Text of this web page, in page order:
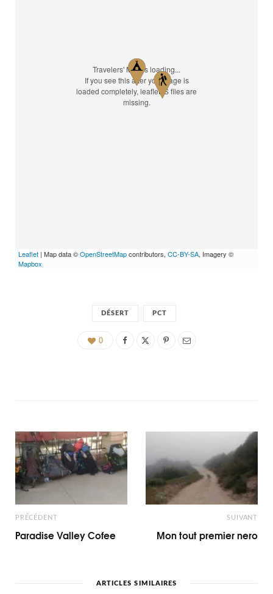
Travelers' Map is loading...
If you see this after your page is
loaded completely, leafletJS files are
missing.
Leaflet | Map data ©OpenStreetMapcontributors, CC-BY-SA, Imagery ©
Mapbox
DÉSERT PCT
0
PRÉCÉDENT
Paradise Valley Cofee
SUIVANT
Mon tout premier nero
ARTICLES SIMILAIRES